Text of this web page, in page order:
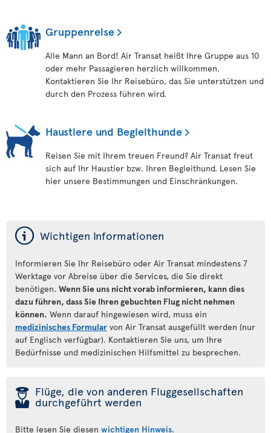
Gruppenreise
Alle Mann an Bord! Air Transat heißt Ihre Gruppe aus 10
oder mehr Passagieren herzlich willkommen.
Kontaktieren Sie Ihr Reisebüro, das Sie unterstützen und
durch den Prozess führen wird.
Haustiere und Begleithunde
Reisen Sie mit Ihrem treuen Freund? Air Transat freut
sich auf Ihr Haustier bzw. Ihren Begleithund. Lesen Sie
hier unsere Bestimmungen und Einschränkungen.
ý Wichtigen Informationen
Informieren Sie Ihr Reisebüro oder Air Transat mindestens 7
Werktage vor Abreise über die Services, die Sie direkt
benötigen. Wenn Sie uns nicht vorab informieren, kann dies
dazu führen, dass Sie Ihren gebuchten Flug nicht nehmen
können. Wenn darauf hingewiesen wird, muss ein
medizinisches Formular von Air Transat ausgefüllt werden (nur
auf Englisch verfügbar). Kontaktieren Sie uns, um Ihre
Bedürfnisse und medizinischen Hilfsmittel zu besprechen.
þ Flüge, die von anderen Fluggesellschaften
durchgeführt werden
Bitte lesen Sie diesen wichtigen Hinweis.